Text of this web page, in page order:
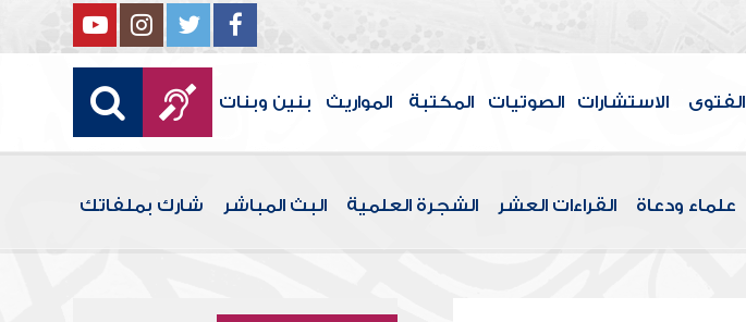
الفتوى الاستشارات الصوتيات المكتبة المواريث بنين وبنات
علماء ودعاة القراءات العشر الشجرة العلمية البث المباشر شارك بملفاتك